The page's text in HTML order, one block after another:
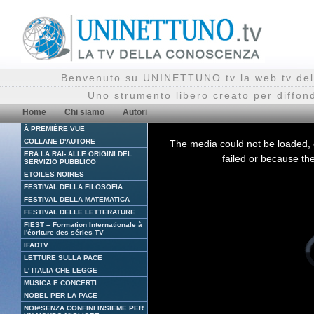
Benvenuto su UNINETTUNO.tv la web tv
Uno strumento libero creato per
Home Chi siamo Autori
À PREMIÈRE VUE
COLLANE D'AUTORE
ERA LA RAI- ALLE ORIGINI DEL
SERVIZIO PUBBLICO
ETOILES NOIRES
FESTIVAL DELLA FILOSOFIA
FESTIVAL DELLA MATEMATICA
FESTIVAL DELLE LETTERATURE
FIEST – Formation Internationale à
l'écriture des séries TV
IFADTV
LETTURE SULLA PACE
L' ITALIA CHE LEGGE
MUSICA E CONCERTI
NOBEL PER LA PACE
NOI#SENZA CONFINI INSIEME PER
The media could not be
failed or because